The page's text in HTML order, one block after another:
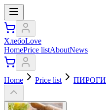
ХлебоLove
HomePrice listAboutNews
Home Price list ПИРОГИ